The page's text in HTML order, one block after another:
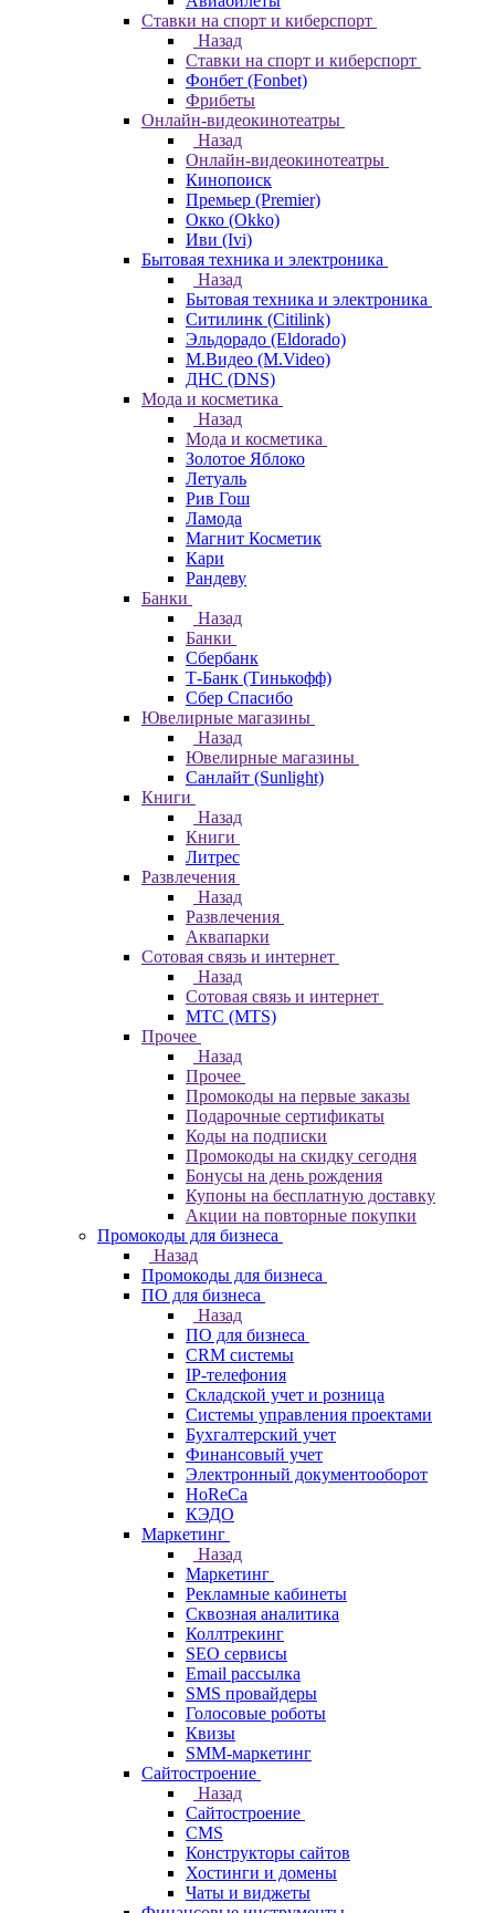
Ставки на спорт и киберспорт
Назад
Ставки на спорт и киберспорт
Фонбет (Fonbet)
Фрибеты
Онлайн-видеокинотеатры
Назад
Онлайн-видеокинотеатры
Кинопоиск
Премьер (Premier)
Окко (Okko)
Иви (Ivi)
Бытовая техника и электроника
Назад
Бытовая техника и электроника
Ситилинк (Citilink)
Эльдорадо (Eldorado)
М.Видео (M.Video)
ДНС (DNS)
Мода и косметика
Назад
Мода и косметика
Золотое Яблоко
Летуаль
Рив Гош
Ламода
Магнит Косметик
Кари
Рандеву
Банки
Назад
Банки
Сбербанк
Т-Банк (Тинькофф)
Сбер Спасибо
Ювелирные магазины
Назад
Ювелирные магазины
Санлайт (Sunlight)
Книги
Назад
Книги
Литрес
Развлечения
Назад
Развлечения
Аквапарки
Сотовая связь и интернет
Назад
Сотовая связь и интернет
МТС (MTS)
Прочее
Назад
Прочее
Промокоды на первые заказы
Подарочные сертификаты
Коды на подписки
Промокоды на скидку сегодня
Бонусы на день рождения
Купоны на бесплатную доставку
Акции на повторные покупки
Промокоды для бизнеса
Назад
Промокоды для бизнеса
ПО для бизнеса
Назад
ПО для бизнеса
CRM системы
IP-телефония
Складской учет и розница
Системы управления проектами
Бухгалтерский учет
Финансовый учет
Электронный документооборот
HoReCa
КЭДО
Маркетинг
Назад
Маркетинг
Рекламные кабинеты
Cквозная аналитика
Коллтрекинг
SEO сервисы
Email расcылка
SMS провайдеры
Голосовые роботы
Квизы
SMM-маркетинг
Сайтостроение
Назад
Сайтостроение
CMS
Конструкторы сайтов
Хостинги и домены
Чаты и виджеты